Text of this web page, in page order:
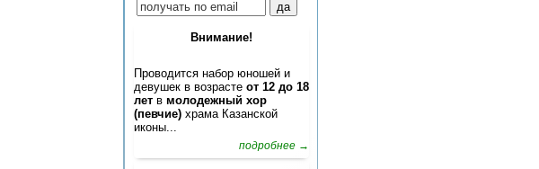
Внимание!
Проводится набор юношей и
девушек в возрастеот 12 до 18
лет вмолодежный хор
(певчие)храма Казанской
иконы...
подробнее →